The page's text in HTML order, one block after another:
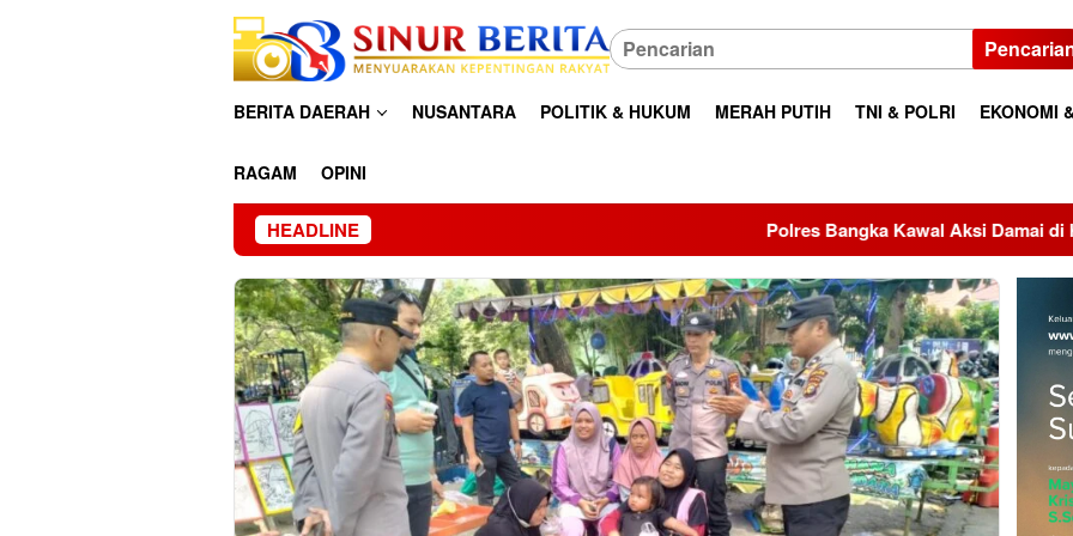
BERITA DAERAH NUSANTARA POLITIK & HUKUM MERAH PUTIH TNI & POLRI EKONOMI
RAGAM OPINI
HEADLINE Polres Bangka Kawal Aksi Damai di Kantor Bupati, Aspirasi